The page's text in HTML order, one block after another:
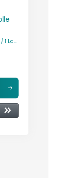
Meter)